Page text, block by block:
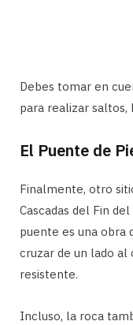
Debes tomar en
para realizar saltos,
El Puente de
Finalmente, otro
Cascadas del Fin
puente es una obra
cruzar de un lado al
resistente.
Incluso, la roca